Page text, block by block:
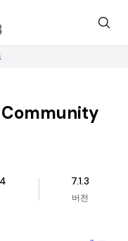
7.1.3
버전